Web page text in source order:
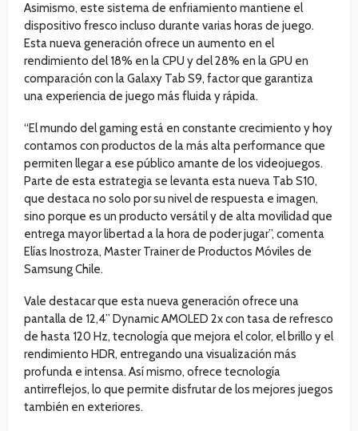
Asimismo, este sistema de enfriamiento mantiene el
dispositivo fresco incluso durante varias horas de juego.
Esta nueva generación ofrece un aumento en el
rendimiento del 18% en la CPU y del 28% en la GPU en
comparación con la Galaxy Tab S9, factor que garantiza
una experiencia de juego más fluida y rápida.
“El mundo del gaming está en constante crecimiento y hoy
contamos con productos de la más alta performance que
permiten llegar a ese público amante de los videojuegos.
Parte de esta estrategia se levanta esta nueva Tab S10,
que destaca no solo por su nivel de respuesta e imagen,
sino porque es un producto versátil y de alta movilidad que
entrega mayor libertad a la hora de poder jugar”, comenta
Elías Inostroza, Master Trainer de Productos Móviles de
Samsung Chile.
Vale destacar que esta nueva generación ofrece una
pantalla de 12,4” Dynamic AMOLED 2x con tasa de refresco
de hasta 120 Hz, tecnología que mejora el color, el brillo y el
rendimiento HDR, entregando una visualización más
profunda e intensa. Así mismo, ofrece tecnología
antirreflejos, lo que permite disfrutar de los mejores juegos
también en exteriores.